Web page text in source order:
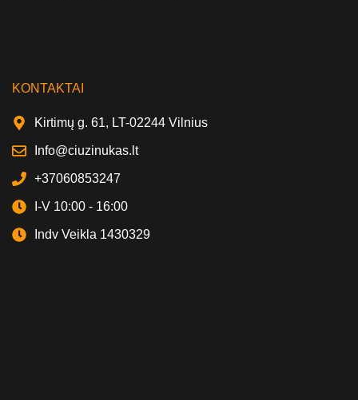
KONTAKTAI
Kirtimų g. 61, LT-02244 Vilnius
Info@ciuzinukas.lt
+37060853247
I-V 10:00 - 16:00
Indv Veikla 1430329